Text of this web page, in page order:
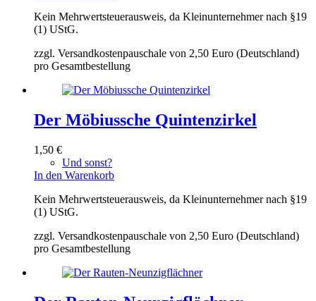
Kein Mehrwertsteuerausweis, da Kleinunternehmer nach §19
(1) UStG.
zzgl. Versandkostenpauschale von 2,50 Euro (Deutschland)
pro Gesamtbestellung
Der Möbiussche Quintenzirkel
1,50 €
Und sonst?
In den Warenkorb
Kein Mehrwertsteuerausweis, da Kleinunternehmer nach §19
(1) UStG.
zzgl. Versandkostenpauschale von 2,50 Euro (Deutschland)
pro Gesamtbestellung